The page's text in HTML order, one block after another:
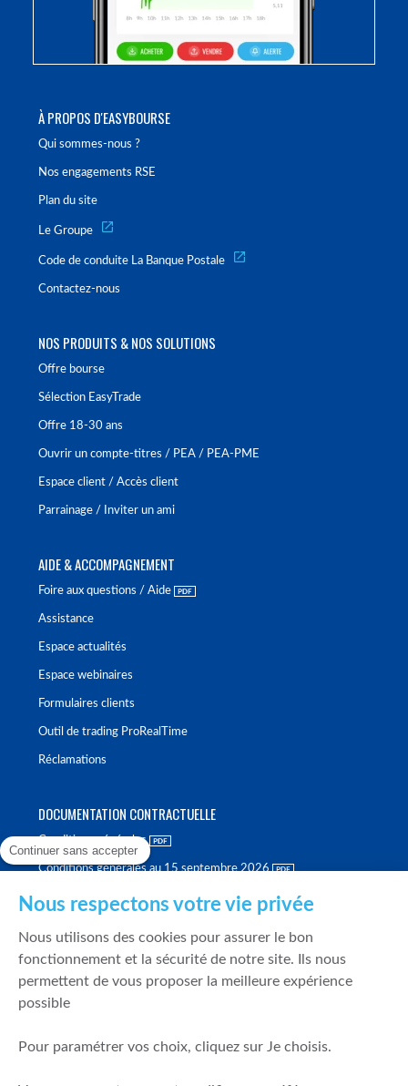
À PROPOS D'EASYBOURSE
Qui sommes-nous ?
Nos engagements RSE
Plan du site
Le Groupe
Code de conduite La Banque Postale
Contactez-nous
NOS PRODUITS & NOS SOLUTIONS
Offre bourse
Sélection EasyTrade
Offre 18-30 ans
Ouvrir un compte-titres / PEA / PEA-PME
Espace client / Accès client
Parrainage / Inviter un ami
AIDE & ACCOMPAGNEMENT
Foire aux questions / Aide
Assistance
Espace actualités
Espace webinaires
Formulaires clients
Outil de trading ProRealTime
Réclamations
DOCUMENTATION CONTRACTUELLE
Conditions générales
Conditions générales au 15 septembre 2026
Politique de meilleure sélection
Politique de durabilité
Fonds de garantie des dépôts et de résolution
Continuer sans accepter
Nous respectons votre vie privée
Nous utilisons des cookies pour assurer le bon
fonctionnement et la sécurité de notre site. Ils nous
permettent de vous proposer la meilleure expérience
possible
Pour paramétrer vos choix, cliquez sur Je choisis.